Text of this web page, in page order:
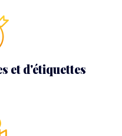
et d'étiquettes